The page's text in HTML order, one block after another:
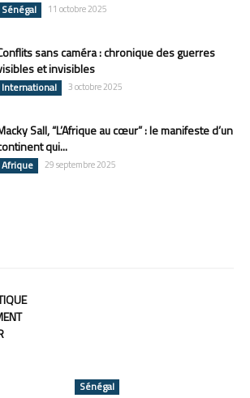
Sénégal 11 octobre 2025
sans caméra : chronique des guerres
et invisibles
International 3 octobre 2025
Sall, “L’Afrique au cœur” : le manifeste d’un
qui...
Afrique 29 septembre 2025
Sénégal